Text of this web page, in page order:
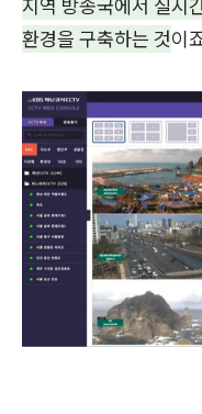
지역 방송국에서 실시
환경을 구축하는 것이